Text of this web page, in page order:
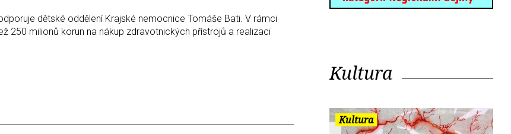
dětské oddělení Krajské nemocnice Tomáše Bati. V rámci
250 milionů korun na nákup zdravotnických přístrojů a realizaci
Kultura
Kultura